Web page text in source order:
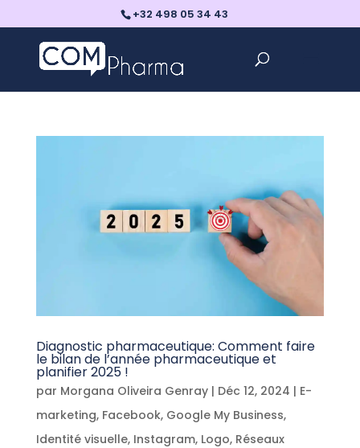
+32 498 05 34 43
Diagnostic pharmaceutique: Comment faire
le bilan de l’année pharmaceutique et
planifier 2025 !
par Morgana Oliveira Genray| Déc 12, 2024 | E-
marketing, Facebook, Google My Business,
Identité visuelle, Instagram, Logo, Réseaux